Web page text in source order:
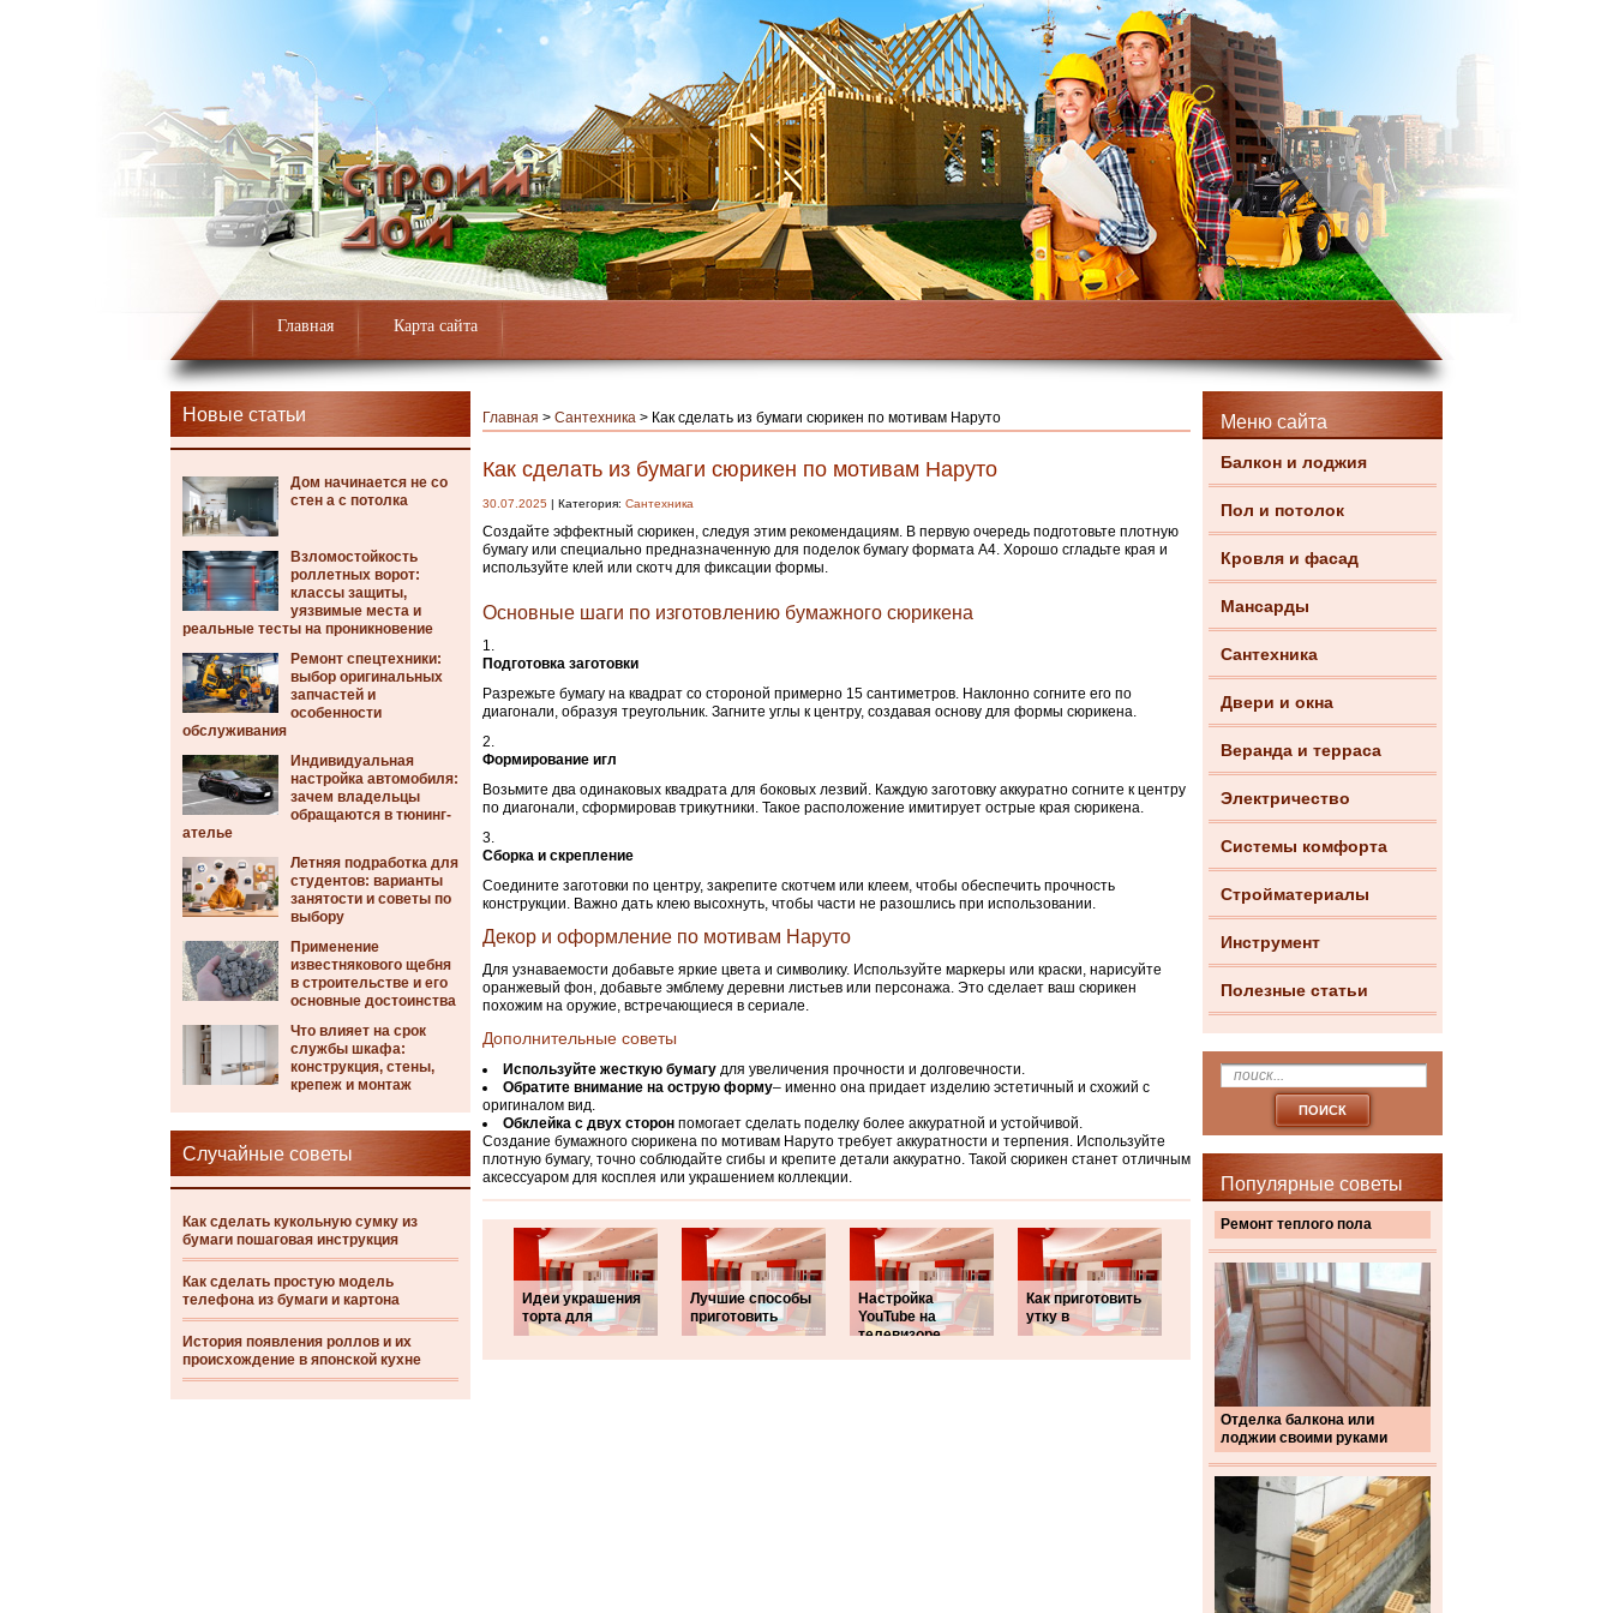
Главная Карта сайта
Новые статьи
Дом начинается не со
стен а с потолка
Взломостойкость
роллетных ворот:
классы защиты,
уязвимые места и
реальные тесты на проникновение
Ремонт спецтехники:
выбор оригинальных
запчастей и
особенности
обслуживания
Индивидуальная
настройка автомобиля:
зачем владельцы
обращаются в тюнинг-
ателье
Летняя подработка для
студентов: варианты
занятости и советы по
выбору
Применение
известнякового щебня
в строительстве и его
основные достоинства
Что влияет на срок
службы шкафа:
конструкция, стены,
крепеж и монтаж
Случайные советы
Как сделать кукольную сумку из
бумаги пошаговая инструкция
Как сделать простую модель
телефона из бумаги и картона
История появления роллов и их
происхождение в японской кухне
Меню сайта
Балкон и лоджия
Пол и потолок
Кровля и фасад
Мансарды
Сантехника
Двери и окна
Веранда и терраса
Электричество
Системы комфорта
Стройматериалы
Инструмент
Полезные статьи
Популярные советы
Ремонт теплого пола
Отделка балкона или
лоджии своими руками
Главная > Сантехника > Как сделать из бумаги сюрикен по мотивам Наруто
Как сделать из бумаги сюрикен по мотивам Наруто
30.07.2025 | Категория: Сантехника
Создайте эффектный сюрикен, следуя этим рекомендациям. В первую очередь подготовьте плотную
бумагу или специально предназначенную для поделок бумагу формата А4. Хорошо сгладьте края и
используйте клей или скотч для фиксации формы.
Основные шаги по изготовлению бумажного сюрикена
Подготовка заготовки
Разрежьте бумагу на квадрат со стороной примерно 15 сантиметров. Наклонно согните его по
диагонали, образуя треугольник. Загните углы к центру, создавая основу для формы сюрикена.
Формирование игл
Возьмите два одинаковых квадрата для боковых лезвий. Каждую заготовку аккуратно согните к центру
по диагонали, сформировав трикутники. Такое расположение имитирует острые края сюрикена.
Сборка и скрепление
Соедините заготовки по центру, закрепите скотчем или клеем, чтобы обеспечить прочность
конструкции. Важно дать клею высохнуть, чтобы части не разошлись при использовании.
Декор и оформление по мотивам Наруто
Для узнаваемости добавьте яркие цвета и символику. Используйте маркеры или краски, нарисуйте
оранжевый фон, добавьте эмблему деревни листьев или персонажа. Это сделает ваш сюрикен
похожим на оружие, встречающиеся в сериале.
Дополнительные советы
Используйте жесткую бумагу для увеличения прочности и долговечности.
Обратите внимание на острую форму– именно она придает изделию эстетичный и схожий с
оригиналом вид.
Обклейка с двух сторон помогает сделать поделку более аккуратной и устойчивой.
Создание бумажного сюрикена по мотивам Наруто требует аккуратности и терпения. Используйте
плотную бумагу, точно соблюдайте сгибы и крепите детали аккуратно. Такой сюрикен станет отличным
аксессуаром для косплея или украшением коллекции.
Идеи украшения
торта для
Лучшие способы
приготовить
Настройка
YouTube на
телевизоре
Как приготовить
утку в